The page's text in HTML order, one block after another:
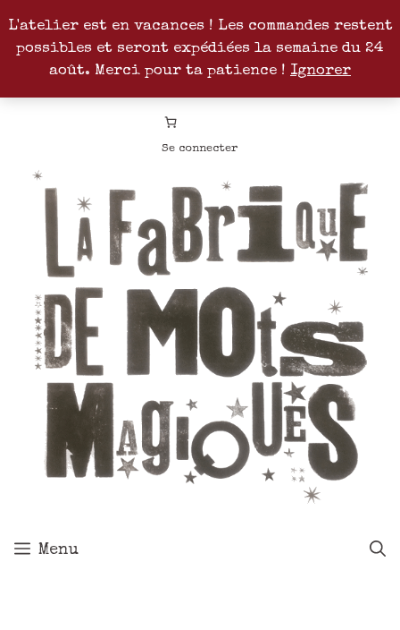
L'atelier est en vacances ! Les commandes restent
possibles et seront expédiées la semaine du 24
août. Merci pour ta patience ! Ignorer
InstagramPinterest Patreon
Se connecter
Menu